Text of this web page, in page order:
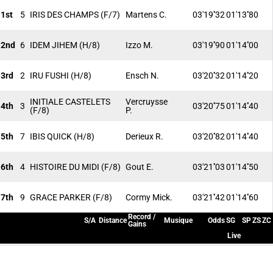
1st 5 IRIS DES CHAMPS (F/7) Martens C. 03'19''3201'13''80
2nd 6 IDEM JIHEM (H/8) Izzo M. 03'19''9001'14''00
3rd 2 IRU FUSHI (H/8) Ensch N. 03'20''3201'14''20
4th 3
INITIALE CASTELETS
(F/8)
Vercruysse
P.
03'20''7501'14''40
5th 7 IBIS QUICK (H/8) Derieux R. 03'20''8201'14''40
6th 4 HISTOIRE DU MIDI (F/8) Gout E. 03'21''0301'14''50
7th 9 GRACE PARKER (F/8) Cormy Mick. 03'21''4201'14''60
S/A Distance Record /
Gains
Musique OddsSG SPZSZC
Live